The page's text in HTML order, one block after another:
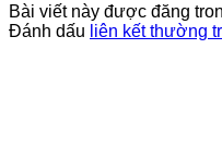
Bài viết này được đăng
Đánh dấu liên kết thường